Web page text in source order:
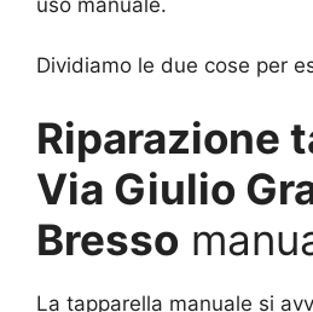
Dividiamo le due cose per
Riparazione
Via Giulio
Bresso
La tapparella manuale si